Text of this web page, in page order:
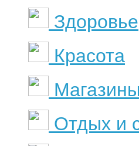
Здоровье
Красота
Магазины
Отдых и